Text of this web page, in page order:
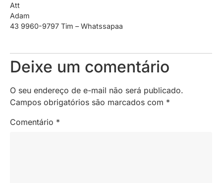
Att
Adam
43 9960-9797 Tim – Whatssapaa
Deixe um comentário
O seu endereço de e-mail não será publicado.
Campos obrigatórios são marcados com *
Comentário *